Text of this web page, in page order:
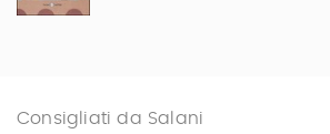
Consigliati da Salani